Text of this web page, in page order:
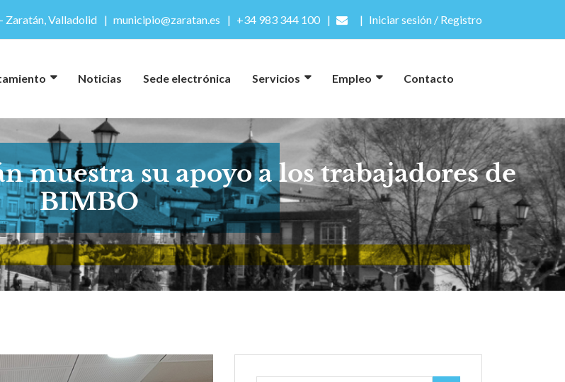
Zaratán, Valladolid municipio@zaratan.es +34 983 344 100 Iniciar sesión / Registro
Noticias Sede electrónica Servicios Empleo Contacto
muestra su apoyo a los trabajadores de
BIMBO